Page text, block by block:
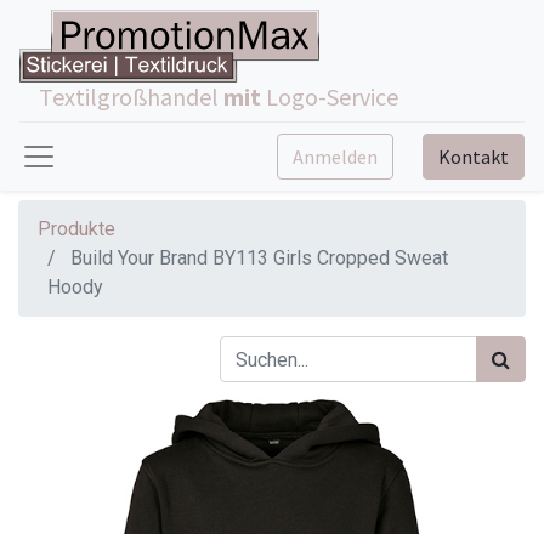
Textilgroßhandel mit Logo-Service
Anmelden Kontakt
Produkte
Build Your Brand BY113 Girls Cropped Sweat
Hoody